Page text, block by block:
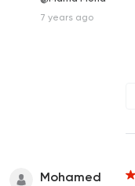
7 years ago
Mohamed